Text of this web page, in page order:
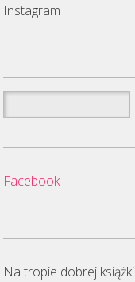
Instagram
Szukaj:
Facebook
Na tropie dobrej książki: